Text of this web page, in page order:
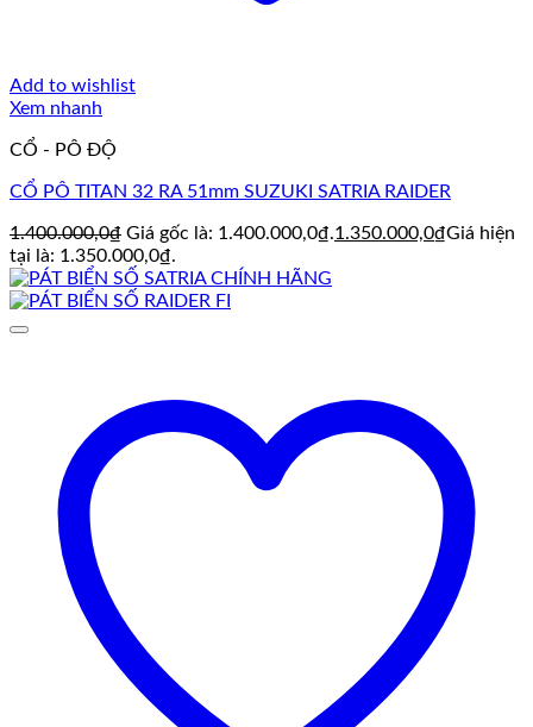
Add to wishlist
Xem nhanh
CỔ - PÔ ĐỘ
CỔ PÔ TITAN 32 RA 51mm SUZUKI SATRIA RAIDER
1.400.000,0₫ Giá gốc là: 1.400.000,0₫.1.350.000,0₫Giá hiện
tại là: 1.350.000,0₫.